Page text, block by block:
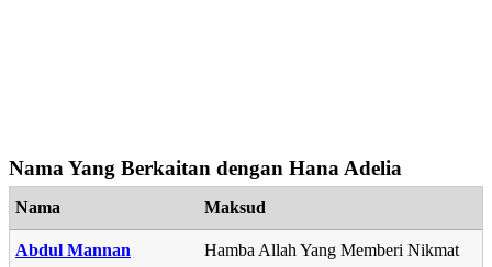
Nama Yang Berkaitan dengan Hana Adelia
Nama Maksud
Abdul Mannan Hamba Allah Yang Memberi Nikmat